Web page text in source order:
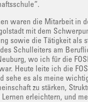
waren die Mitarbeit in
mit dem
sowie die Tätigkeit als
Schulleiters am
wo ich für die
Heute leite ich die
sehe es als meine
zu stärken,
erleichtern, und